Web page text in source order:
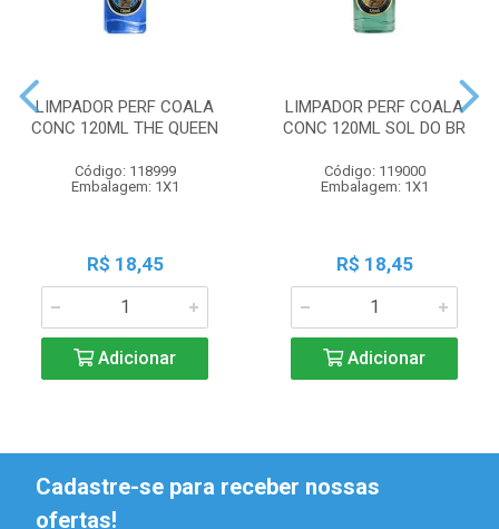
LIMPADOR PERF COALA
CONC 120ML THE QUEEN
Código: 118999
Embalagem: 1X1
R$ 18,45
Adicionar
LIMPADOR PERF COALA
CONC 120ML SOL DO BR
Código: 119000
Embalagem: 1X1
R$ 18,45
Adicionar
Cadastre-se para receber nossas
ofertas!